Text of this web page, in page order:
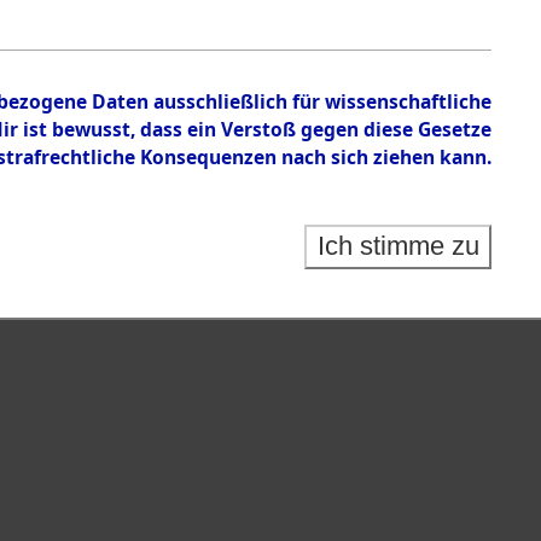
Daten ausschließlich für wissenschaftliche
bewusst, dass ein Verstoß gegen diese Gesetze
Konsequenzen nach sich ziehen kann.
Ich stimme zu